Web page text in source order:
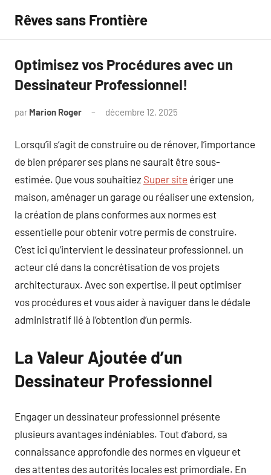
contenu
Rêves sans Frontière
Optimisez vos Procédures avec un
Dessinateur Professionnel!
par Marion Roger décembre 12, 2025
Lorsqu’il s’agit de construire ou de rénover, l’importance
de bien préparer ses plans ne saurait être sous-
estimée. Que vous souhaitiez Super site ériger une
maison, aménager un garage ou réaliser une extension,
la création de plans conformes aux normes est
essentielle pour obtenir votre permis de construire.
C’est ici qu’intervient le dessinateur professionnel, un
acteur clé dans la concrétisation de vos projets
architecturaux. Avec son expertise, il peut optimiser
vos procédures et vous aider à naviguer dans le dédale
administratif lié à l’obtention d’un permis.
La Valeur Ajoutée d’un
Dessinateur Professionnel
Engager un dessinateur professionnel présente
plusieurs avantages indéniables. Tout d’abord, sa
connaissance approfondie des normes en vigueur et
des attentes des autorités locales est primordiale. En